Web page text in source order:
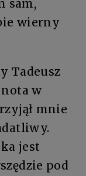
sam,
wierny
Tadeusz
w
mnie
jest
pod